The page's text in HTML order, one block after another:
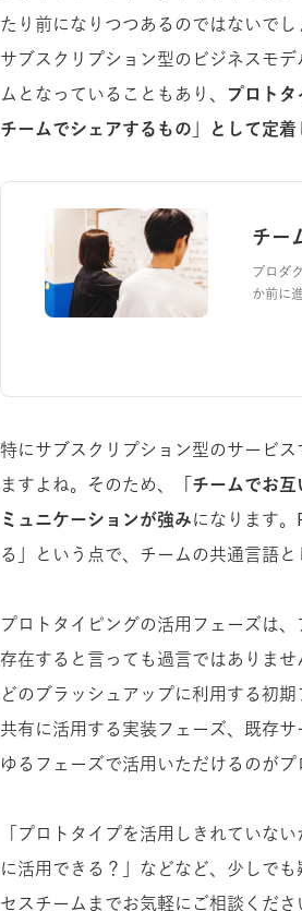
たり前になりつつあるのではないでし
サブスクリプション型のビジネスモ
ムとなっていることもあり、 プロトタ
チームでシェアするもの」として定着
チー
プロダ
か前に
特にサブスクリプション型のサービ
ますよね。そのため、
「チームでお
ミュニケーションが強みになります。
る」という点で、チームの共通言語
プロトタイピングの活用フェーズは
存在すると言っても過言ではありませ
どのブラッシュアップに利用する初
共有に活用する実装フェーズ、既存
ゆるフェーズで活用いただけるのがプ
「プロトタイプを活用しきれていな
に活用できる？」などなど、少しで
セスチームまでお気軽にご相談くださ